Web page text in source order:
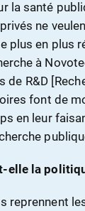
la santé
ne
plus en plus
à
R&D
font de
en leur
elle la
reprennent